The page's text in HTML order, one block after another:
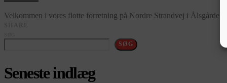
Velkommen i vores flotte forretning på Nordre Strandvej i
SØG
Seneste indlæg